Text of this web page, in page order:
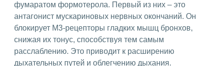
фумаратом формотерола. Первый из них – это
антагонист мускариновых нервных окончаний. Он
блокирует М3-рецепторы гладких мышц бронхов,
снижая их тонус, способствуя тем самым
расслаблению. Это приводит к расширению
дыхательных путей и облегчению дыхания.